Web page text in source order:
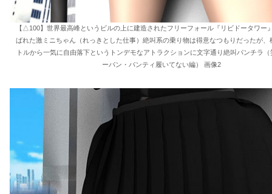
【△100】世界最高峰というビルの上に建造されたフリーフォール『リビドータワー
ばれた激ミニちゃん（れっきとした仕事）絶叫系の乗り物は得意なつもりだったが、
トルから一気に自由落下というトンデモなアトラクションに文字通り絶叫パンチラ（
ーパン・パンティ履いてない編） 画像2